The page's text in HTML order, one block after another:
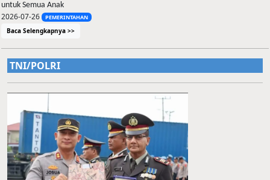
untuk Semua Anak
2026-07-26 PEMERINTAHAN
Baca Selengkapnya >>
TNI/POLRI